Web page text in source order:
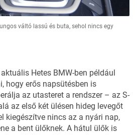
váltó lassú és buta, sehol nincs egy
Hetes BMW-ben például
hogy erős napsütésben is
az utasteret a rendszer – az S-
az első két ülésen hideg levegőt
kiegészítve nincs az a nyári nap,
a bent ülőknek. A hátul ülők is